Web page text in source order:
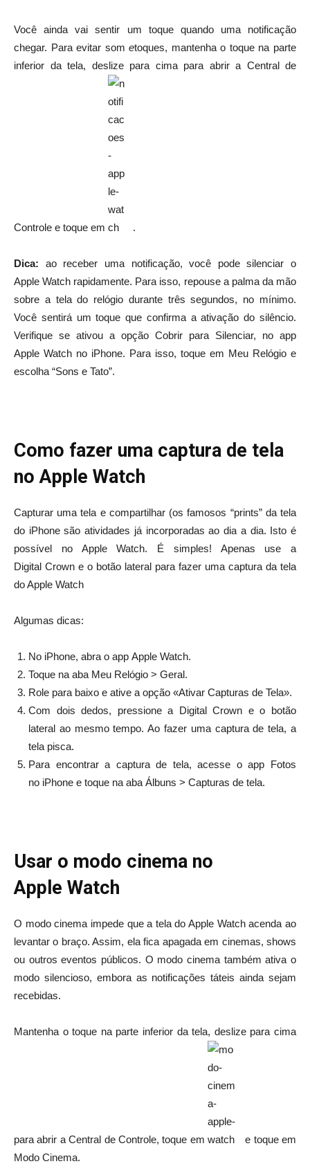
Você ainda vai sentir um toque quando uma notificação
chegar. Para evitar sometoques, mantenha o toque na parte
inferior da tela, deslize para cima para abrir a Central de
Controle e toque em .
Dica: ao receber uma notificação, você pode silenciar o
Apple Watch rapidamente. Para isso, repouse a palma da mão
sobre a tela do relógio durante três segundos, no mínimo.
Você sentirá um toque que confirma a ativação do silêncio.
Verifique se ativou a opção Cobrir para Silenciar, no app
Apple Watch no iPhone. Para isso, toque em Meu Relógio e
escolha “Sons e Tato”.
Como fazer uma captura de tela
no Apple Watch
Capturar uma tela e compartilhar (os famosos “prints” da tela
do iPhone são atividades já incorporadas ao dia a dia. Isto é
possível no Apple Watch. É simples! Apenas use a
Digital Crown e o botão lateral para fazer uma captura da tela
do Apple Watch
Algumas dicas:
No iPhone, abra o app Apple Watch.
Toque na aba Meu Relógio > Geral.
Role para baixo e ative a opção «Ativar Capturas de Tela».
Com dois dedos, pressione a Digital Crown e o botão
lateral ao mesmo tempo. Ao fazer uma captura de tela, a
tela pisca.
Para encontrar a captura de tela, acesse o app Fotos
no iPhone e toque na aba Álbuns > Capturas de tela.
Usar o modo cinema no
Apple Watch
O modo cinema impede que a tela do Apple Watch acenda ao
levantar o braço. Assim, ela fica apagada em cinemas, shows
ou outros eventos públicos. O modo cinema também ativa o
modo silencioso, embora as notificações táteis ainda sejam
recebidas.
Mantenha o toque na parte inferior da tela, deslize para cima
para abrir a Central de Controle, toque em
e toque em
Modo Cinema.